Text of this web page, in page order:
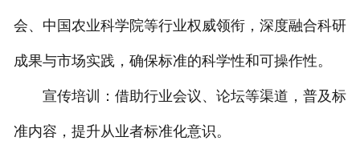
会、中国农业科学院等行业权威领衔，深度融合科研
成果与市场实践，确保标准的科学性和可操作性。
宣传培训：借助行业会议、论坛等渠道，普及标
准内容，提升从业者标准化意识。